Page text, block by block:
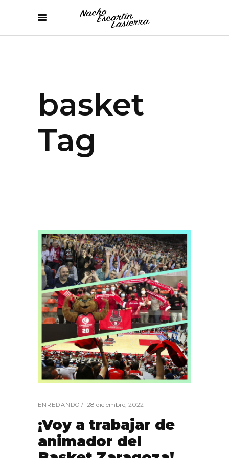
basket
Tag
ENREDANDO 28 diciembre, 2022
¡Voy a trabajar de
animador del